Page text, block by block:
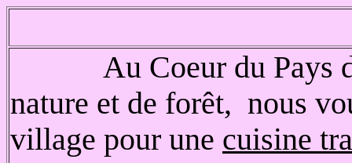
Au Coeur du Pays de
nature et de forêt, nous
village pour une cuisine